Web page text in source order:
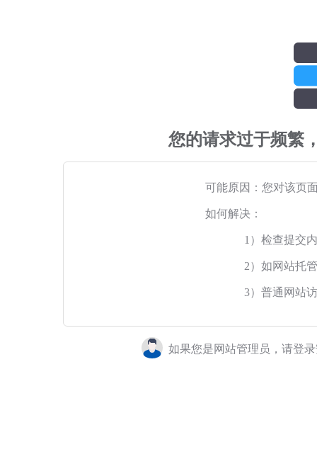
您的请求过于频繁
可能原因：您对该页
如何解决：
1）检查提交
2）如网站托
3）普通网站
如果您是网站管理员，请登